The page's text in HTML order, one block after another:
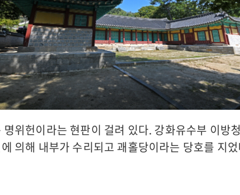
명위헌이라는 현판이 걸려 있다. 강화유수부 이
의해 내부가 수리되고 괘홀당이라는 당호를 지